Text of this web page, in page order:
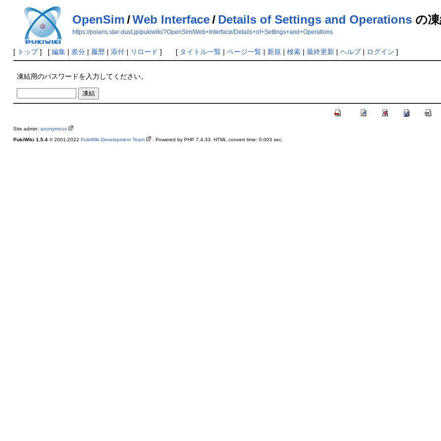
OpenSim /Web Interface/ Details of Settings and Operations の
https://polaris.star-dust.jp/pukiwiki/?OpenSim/Web+Interface/Details+of+Settings+and+Operations
[ トップ] [ 編集| 差分| 履歴| 添付| リロード ] [ タイトル一覧| ページ一覧| 新規 | 検索| 最終更新| ヘルプ| ログイン ]
凍結用のパスワードを入力してください。
Site admin: anonymous
PukiWiki 1.5.4© 2001-2022 PukiWiki Development Team . Powered by PHP 7.4.33. HTML convert time: 0.003 sec.